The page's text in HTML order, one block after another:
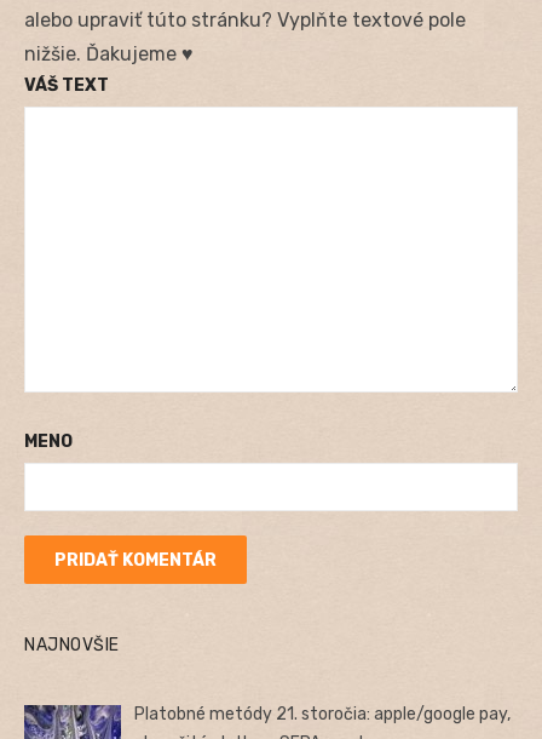
alebo upraviť túto stránku? Vyplňte textové pole
nižšie. Ďakujeme ♥
VÁŠ TEXT
MENO
NAJNOVŠIE
Platobné metódy 21. storočia: apple/google pay,